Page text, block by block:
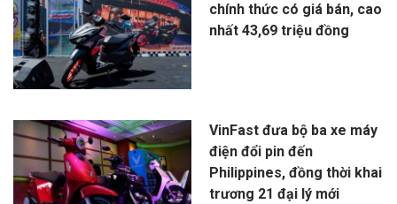
chính thức có giá bán, cao
nhất 43,69 triệu đồng
VinFast đưa bộ ba xe máy
điện đổi pin đến
Philippines, đồng thời khai
trương 21 đại lý mới